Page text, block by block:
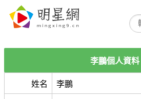
李鵬個人資料
姓名 李鵬